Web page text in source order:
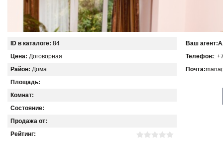
ID в каталоге: 84
Цена: Договорная
Район: Дома
Площадь:
Комнат:
Состояние:
Продажа от:
Рейтинг:
Ваш агент:
Телефон::
Почта: